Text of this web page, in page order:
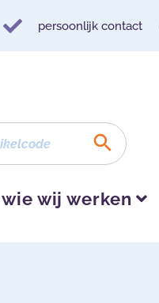
persoonlijk contact
wij werken